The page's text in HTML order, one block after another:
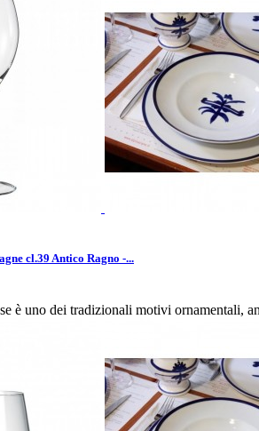
cl.39 Antico Ragno -...
è uno dei tradizionali motivi ornamentali,